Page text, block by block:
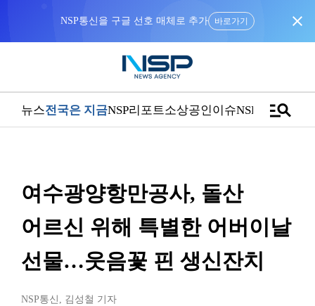
NSP통신을 구글 선호 매체로 추가 바로가기 close
뉴스전국은 지금NSP리포트소상공인이슈NSPTVmanage_search
여수광양항만공사, 돌산
어르신 위해 특별한 어버이날
선물…웃음꽃 핀 생신잔치
NSP통신 , 김성철 기자